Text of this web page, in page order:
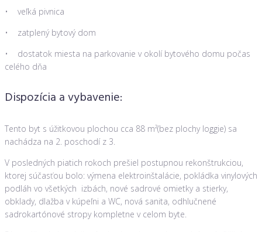
• veľká pivnica
• zatplený bytový dom
• dostatok miesta na parkovanie v okolí bytového domu počas
celého dňa
Dispozícia a vybavenie:
Tento byt s úžitkovou plochou cca 88 m²(bez plochy loggie) sa
nachádza na 2. poschodí z 3.
V posledných piatich rokoch prešiel postupnou rekonštrukciou,
ktorej súčasťou bolo: výmena elektroinštalácie, pokládka vinylových
podláh vo všetkých izbách, nové sadrové omietky a stierky,
obklady, dlažba v kúpeľni a WC, nová sanita, odhlučnené
sadrokartónové stropy kompletne v celom byte.